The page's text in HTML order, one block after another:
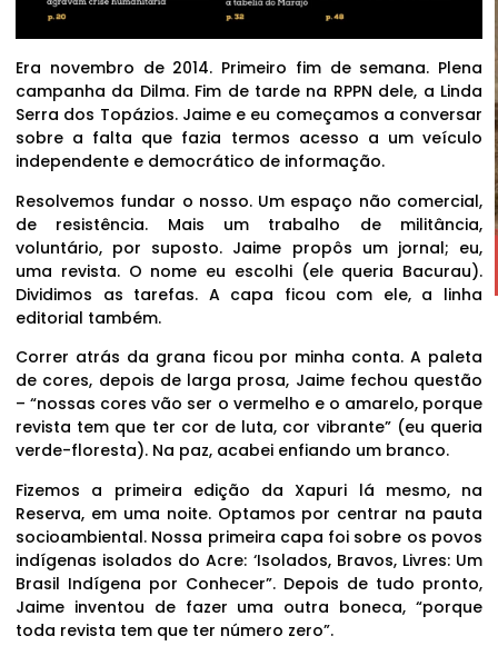
Era novembro de 2014. Primeiro fim de semana. Plena
campanha da Dilma. Fim de tarde na RPPN dele, a Linda
Serra dos Topázios. Jaime e eu começamos a conversar
sobre a falta que fazia termos acesso a um veículo
independente e democrático de informação.
Resolvemos fundar o nosso. Um espaço não comercial,
de resistência. Mais um trabalho de militância,
voluntário, por suposto. Jaime propôs um jornal; eu,
uma revista. O nome eu escolhi (ele queria Bacurau).
Dividimos as tarefas. A capa ficou com ele, a linha
editorial também.
Correr atrás da grana ficou por minha conta. A paleta
de cores, depois de larga prosa, Jaime fechou questão
– “nossas cores vão ser o vermelho e o amarelo, porque
revista tem que ter cor de luta, cor vibrante” (eu queria
verde-floresta). Na paz, acabei enfiando um branco.
Fizemos a primeira edição da Xapuri lá mesmo, na
Reserva, em uma noite. Optamos por centrar na pauta
socioambiental. Nossa primeira capa foi sobre os povos
indígenas isolados do Acre: ‘Isolados, Bravos, Livres: Um
Brasil Indígena por Conhecer”. Depois de tudo pronto,
Jaime inventou de fazer uma outra boneca, “porque
toda revista tem que ter número zero”.